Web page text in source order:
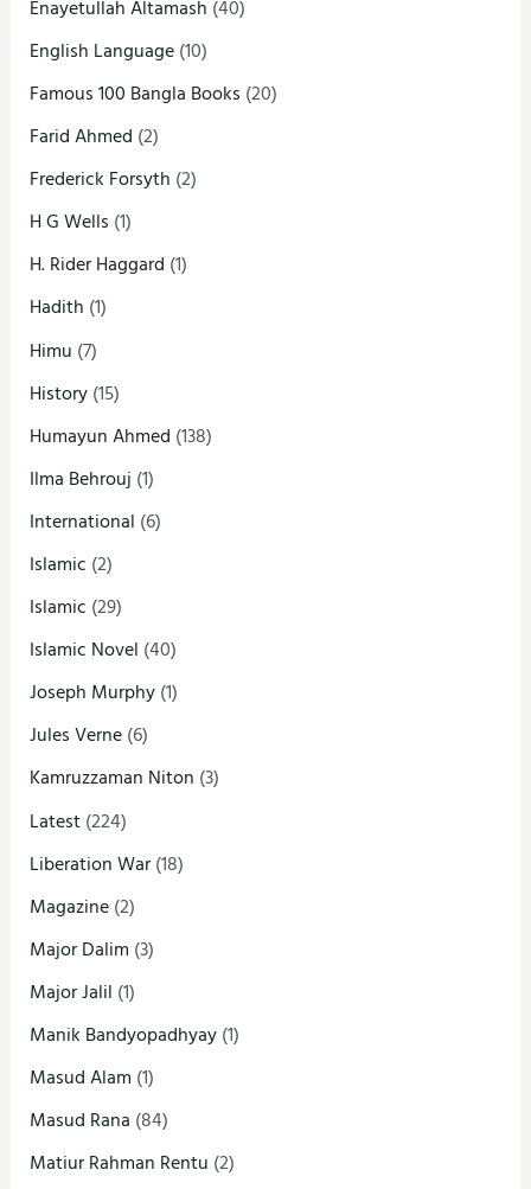
Enayetullah Altamash (40)
English Language(10)
Famous 100 Bangla Books (20)
Farid Ahmed (2)
Frederick Forsyth (2)
H G Wells (1)
H. Rider Haggard (1)
Hadith (1)
Himu (7)
History(15)
Humayun Ahmed (138)
Ilma Behrouj (1)
International (6)
Islamic (2)
Islamic (29)
Islamic Novel (40)
Joseph Murphy(1)
Jules Verne(6)
Kamruzzaman Niton (3)
Latest(224)
Liberation War(18)
Magazine(2)
Major Dalim (3)
Major Jalil (1)
Manik Bandyopadhyay(1)
Masud Alam (1)
Masud Rana (84)
Matiur Rahman Rentu (2)